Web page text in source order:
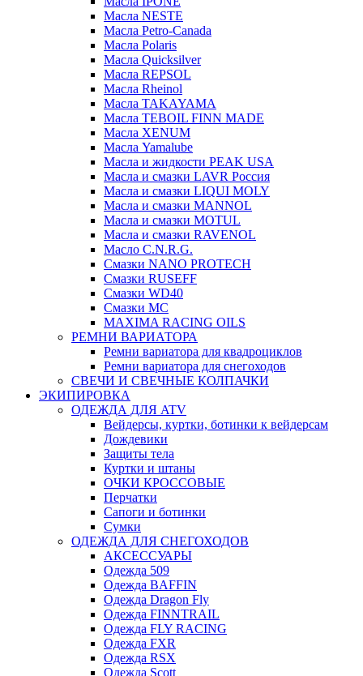
Масла NESTE
Масла Petro-Canada
Масла Polaris
Масла Quicksilver
Масла REPSOL
Масла Rheinol
Масла TAKAYAMA
Масла TEBOIL FINN MADE
Масла XENUM
Масла Yamalube
Масла и жидкости PEAK USA
Масла и смазки LAVR Россия
Масла и смазки LIQUI MOLY
Масла и смазки MANNOL
Масла и смазки MOTUL
Масла и смазки RAVENOL
Масло C.N.R.G.
Смазки NANO PROTECH
Смазки RUSEFF
Смазки WD40
Смазки МС
MAXIMA RACING OILS
РЕМНИ ВАРИАТОРА
Ремни вариатора для квадроциклов
Ремни вариатора для снегоходов
СВЕЧИ И СВЕЧНЫЕ КОЛПАЧКИ
ЭКИПИРОВКА
ОДЕЖДА ДЛЯ ATV
Вейдерсы, куртки, ботинки к вейдерсам
Дождевики
Защиты тела
Куртки и штаны
ОЧКИ КРОССОВЫЕ
Перчатки
Сапоги и ботинки
Сумки
ОДЕЖДА ДЛЯ СНЕГОХОДОВ
АКСЕССУАРЫ
Одежда 509
Одежда BAFFIN
Одежда Dragon Fly
Одежда FINNTRAIL
Одежда FLY RACING
Одежда FXR
Одежда RSX
Одежда Scott